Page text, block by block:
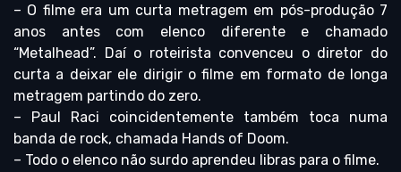
– O filme era um curta metragem em pós-produção 7
anos antes com elenco diferente e chamado
“Metalhead”. Daí o roteirista convenceu o diretor do
curta a deixar ele dirigir o filme em formato de longa
metragem partindo do zero.
– Paul Raci coincidentemente também toca numa
banda de rock, chamada Hands of Doom.
– Todo o elenco não surdo aprendeu libras para o filme.